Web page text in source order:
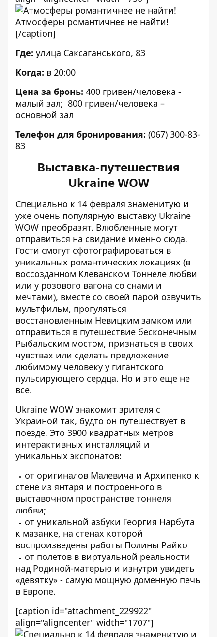
Атмосферы романтичнее не найти!
[/caption]
Где: улица Саксаганського, 83
Когда: в 20:00
Цена за бронь: 400 гривен/человека -
малый зал; 800 гривен/человека –
основной зал
Телефон для бронирования: (067) 300-83-
83
Выставка-путешествия
Ukraine WOW
Специально к 14 февраля знаменитую и
уже очень популярную выставку Ukraine
WOW преобразят. Влюбленные могут
отправиться на свидание именно сюда.
Гости смогут сфотографироваться в
уникальных романтических локациях (в
воссозданном Клеванском Тоннеле любви
или у розового вагона со снами и
мечтами), вместе со своей парой озвучить
мультфильм, прогуляться
восстановленным Невицким замком или
отправиться в путешествие бесконечным
Рыбальским мостом, признаться в своих
чувствах или сделать предложение
любимому человеку у гигантского
пульсирующего сердца. Но и это еще не
все.
Ukraine WOW знакомит зрителя с
Украиной так, будто он путешествует в
поезде. Это 3900 квадратных метров
интерактивных инсталляций и
уникальных экспонатов:
от оригиналов Малевича и Архипенко к
стене из янтаря и построенного в
выставочном пространстве тоннеля
любви;
от уникальной азбуки Георгия Нарбута
к мазанке, на стенах которой
воспроизведены работы Полины Райко
от полетов в виртуальной реальности
над Родиной-матерью и изнутри увидеть
«девятку» - самую мощную доменную печь
в Европе.
[caption id="attachment_229922"
align="aligncenter" width="1707"]